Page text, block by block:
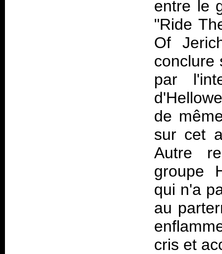
entre le
"Ride
Of
conclure
par
de
sur cet
Autre
groupe
qui n'a
au
cris et